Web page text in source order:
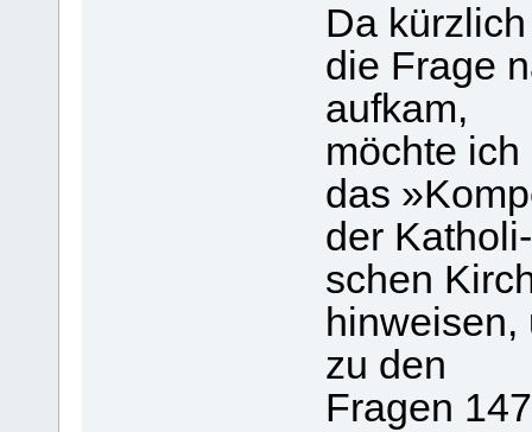
Da
die Frage
aufkam,
möchte
das
der Katholi-
schen
hinweisen,
zu den
Fragen